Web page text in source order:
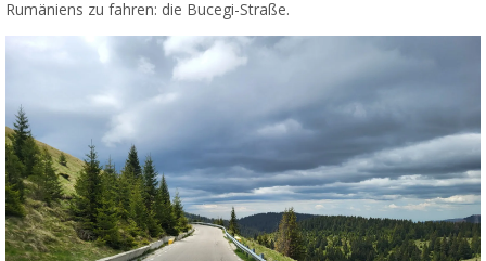
Rumäniens zu fahren: die Bucegi-Straße.